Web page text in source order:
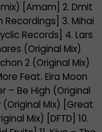
[Amam] 2. Dmit
Recordings] 3. Mihai
Records] 4. Lars
(Original Mix)
2 (Original Mix)
Feat. Eira Moon
– Be High (Original
(Original Mix) [Great
Mix) [DFTD] 10.